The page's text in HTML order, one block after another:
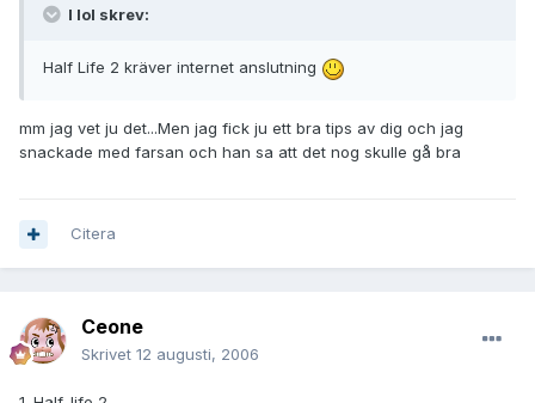
I lol skrev:
Half Life 2 kräver internet anslutning
mm jag vet ju det...Men jag fick ju ett bra tips av dig och jag
snackade med farsan och han sa att det nog skulle gå bra
Citera
Ceone
Skrivet 12 augusti, 2006